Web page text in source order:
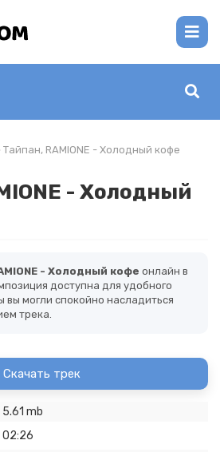
Тайпан, RAMIONE - Холодный кофе
- Холодный
- Холодный кофе онлайн в
доступна для удобного
вы могли спокойно насладиться
трека.
Скачать трек
5.61 mb
02:26